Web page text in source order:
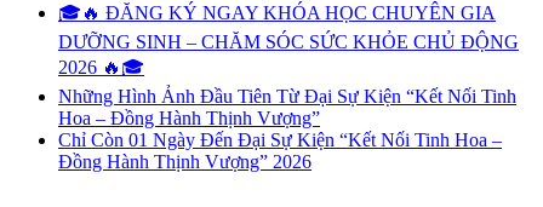
🎓🔥 ĐĂNG KÝ NGAY KHÓA HỌC CHUYÊN GIA
DƯỠNG SINH – CHĂM SÓC SỨC KHỎE CHỦ ĐỘNG
2026 🔥🎓
Những Hình Ảnh Đầu Tiên Từ Đại Sự Kiện “Kết Nối Tinh
Hoa – Đồng Hành Thịnh Vượng”
Chỉ Còn 01 Ngày Đến Đại Sự Kiện “Kết Nối Tinh Hoa –
Đồng Hành Thịnh Vượng” 2026